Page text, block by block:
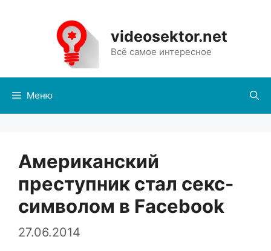
содержимому
videosektor.net
Всё самое интересное
Меню
Американский
преступник стал секс-
символом в Facebook
27.06.2014